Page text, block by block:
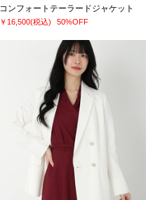
コンフォートテーラードジャケット
￥16,500(税込) 50%OFF